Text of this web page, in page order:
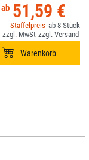
51,59 €
8